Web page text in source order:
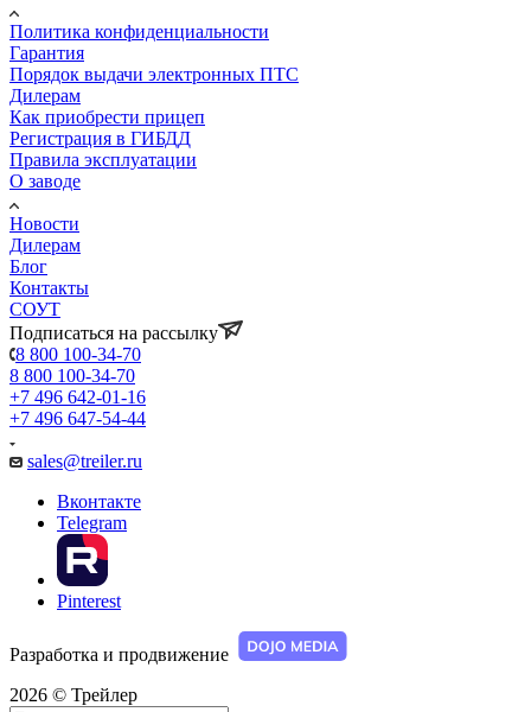
Политика конфиденциальности
Гарантия
Порядок выдачи электронных ПТС
Дилерам
Как приобрести прицеп
Регистрация в ГИБДД
Правила эксплуатации
О заводе
Новости
Дилерам
Блог
Контакты
СОУТ
Подписаться на рассылку
8 800 100-34-70
8 800 100-34-70
+7 496 642-01-16
+7 496 647-54-44
sales@treiler.ru
Вконтакте
Telegram
Pinterest
Разработка и продвижение
2026 © Трейлер